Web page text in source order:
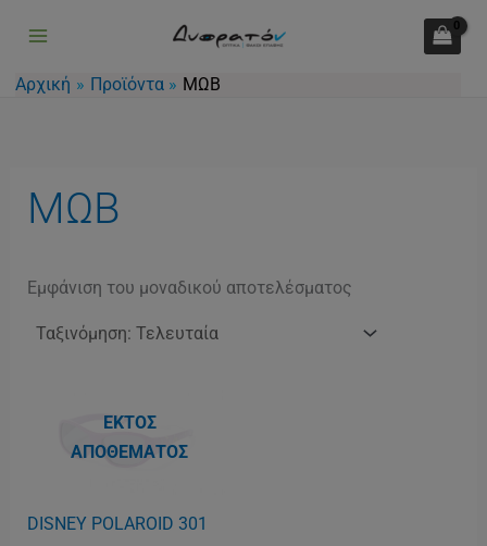
περιεχόμενο
Αρχική Προϊόντα ΜΩΒ
ΜΩΒ
Εμφάνιση του μοναδικού αποτελέσματος
ΕΚΤΌΣ
ΑΠΟΘΈΜΑΤΟΣ
DISNEY POLAROID 301